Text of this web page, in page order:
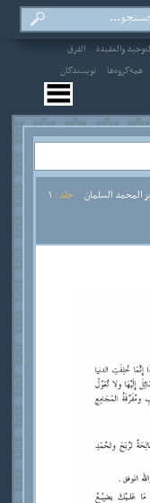
والعقيدة
الفرق
همه‌گروه‌ها نویسندگان
المحمد السلمان جلد :